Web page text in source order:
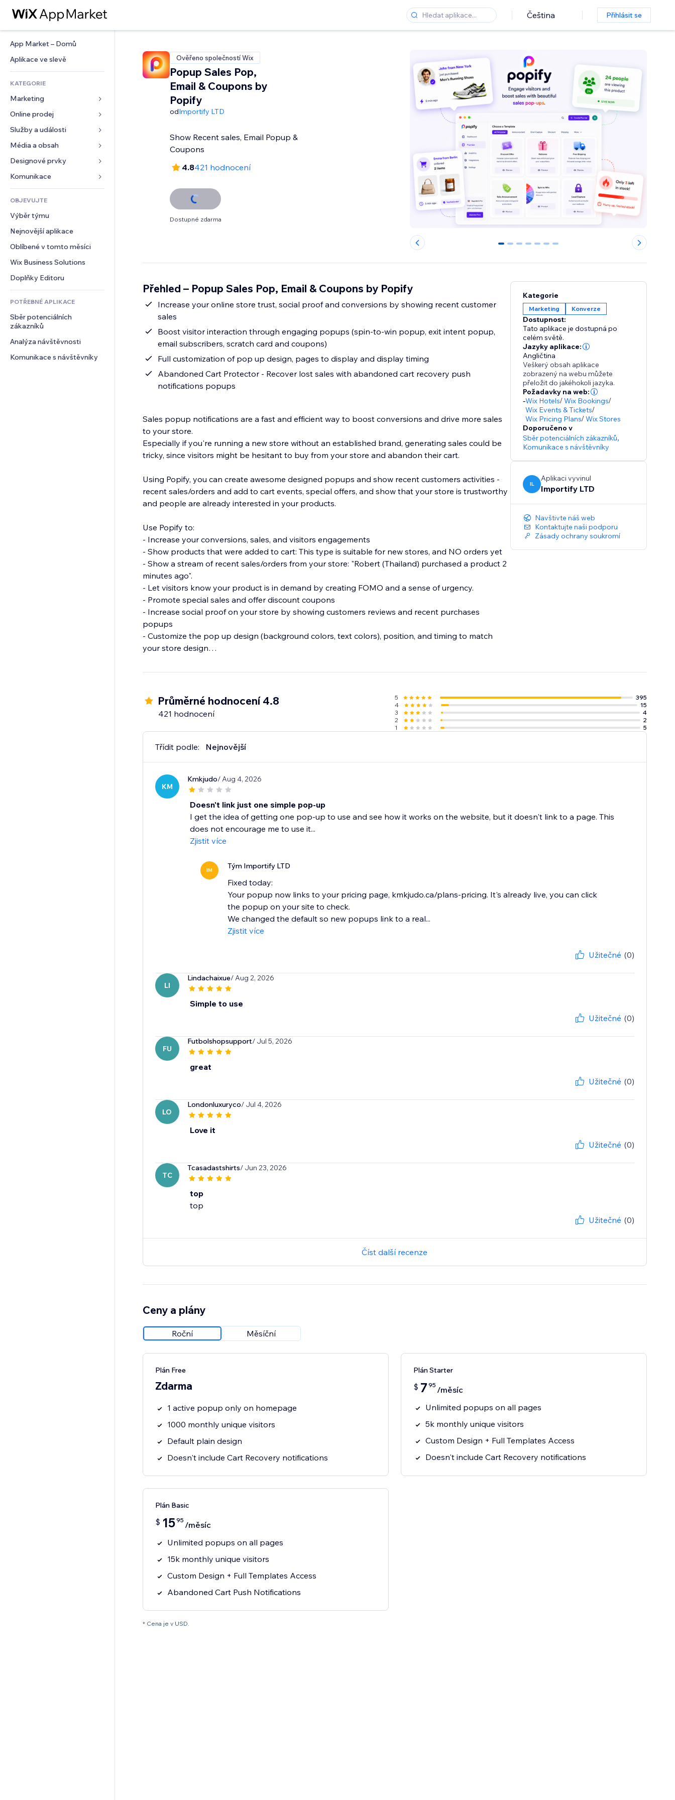
Čeština Přihlásit se
App Market – Domů
Aplikace ve slevě
KATEGORIE
Marketing
Reklamy
Mobilní zařízení
Analytika
Výpisy webu
E‑mail
Online prodej
Aplikace pro obchody
Doprava a doručení
Tlačítka pro prodej
Účetnictví
Kupóny a věrnostní programy
Skladování
Jídlo a nápoje
Služby a události
Ubytování
Události
Restaurace
Nemovitosti
Rezervace
Média a obsah
Galerie
Hudba
Podcasty
Fotografie
Video
PDF
Sdílení souborů
Novinky
Designové prvky
Mapy a navigace
Soukromí a bezpečnost
Hodiny
Šablony stránek
Efekty pro obrázky
Tlačítka a nabídky
Bannery a odznaky
Kalkulačky
Vyhledávání
Počasí
Tabulky a grafy
Formuláře
Ankety
Chat
Komentáře
Telefon
Komunita
Reference a recenze
CRM
OBJEVUJTE
Výběr týmu
Nejnovější aplikace
Oblíbené v tomto měsíci
Wix Business Solutions
Doplňky Editoru
POTŘEBNÉ APLIKACE
Sběr potenciálních
zákazníků
Analýza návštěvnosti
Komunikace s návštěvníky
Ověřeno společností Wix
Popup Sales Pop,
Email & Coupons by
Popify
odImportify LTD
Show Recent sales, Email Popup &
Coupons
4.8421 hodnocení
Dostupné zdarma
0 1 2 3 4 5 6
Přehled – Popup Sales Pop, Email & Coupons by Popify
Increase your online store trust, social proof and conversions by showing recent customer
sales
Boost visitor interaction through engaging popups (spin-to-win popup, exit intent popup,
email subscribers, scratch card and coupons)
Full customization of pop up design, pages to display and display timing
Abandoned Cart Protector - Recover lost sales with abandoned cart recovery push
notifications popups
Sales popup notifications are a fast and efficient way to boost conversions and drive more sales
to your store.
Especially if you're running a new store without an established brand, generating sales could be
tricky, since visitors might be hesitant to buy from your store and abandon their cart.
Using Popify, you can create awesome designed popups and show recent customers activities -
recent sales/orders and add to cart events, special offers, and show that your store is trustworthy
and people are already interested in your products.
Use Popify to:
- Increase your conversions, sales, and visitors engagements
- Show products that were added to cart: This type is suitable for new stores, and NO orders yet
- Show a stream of recent sales/orders from your store: "Robert (Thailand) purchased a product 2
minutes ago".
- Let visitors know your product is in demand by creating FOMO and a sense of urgency.
- Promote special sales and offer discount coupons
- Increase social proof on your store by showing customers reviews and recent purchases
popups
- Customize the pop up design (background colors, text colors), position, and timing to match
your store design
- Boost visitor engagement with interactive popups (spin to win popup, exit intent popup,
Kategorie
Marketing Konverze
Dostupnost:
Tato aplikace je dostupná po
celém světě.
Jazyky aplikace:
Angličtina
Veškerý obsah aplikace
zobrazený na webu můžete
přeložit do jakéhokoli jazyka.
Požadavky na web:
-Wix Hotels/Wix Bookings/
Wix Events & Tickets/
Wix Pricing Plans/Wix Stores
Doporučeno v
Sběr potenciálních zákazníků,
Komunikace s návštěvníky
IL
Aplikaci vyvinul
Importify LTD
Navštivte náš web
Kontaktujte naši podporu
Zásady ochrany soukromí
Průměrné hodnocení 4.8
421 hodnocení
5
395
4
15
3
4
2
2
1
5
Třídit podle: Nejnovější
KM
Kmkjudo/ Aug 4, 2026
Doesn't link just one simple pop-up
I get the idea of getting one pop-up to use and see how it works on the website, but it doesn't link to a page. This
does not encourage me to use it...
Zjistit více
IM Tým Importify LTD
Fixed today:
Your popup now links to your pricing page, kmkjudo.ca/plans-pricing. It's already live, you can click
the popup on your site to check.
We changed the default so new popups link to a real...
Zjistit více
Užitečné (0)
LI
Lindachaixue/ Aug 2, 2026
Simple to use
Užitečné (0)
FU
Futbolshopsupport/ Jul 5, 2026
great
Užitečné (0)
LO
Londonluxuryco/ Jul 4, 2026
Love it
Užitečné (0)
TC
Tcasadastshirts/ Jun 23, 2026
top
top
Užitečné (0)
Číst další recenze
Ceny a plány
Roční Měsíční
Plán Free
Zdarma
1 active popup only on homepage
1000 monthly unique visitors
Default plain design
Doesn't include Cart Recovery notifications
Plán Starter
$ 7 95 /měsíc
Unlimited popups on all pages
5k monthly unique visitors
Custom Design + Full Templates Access
Doesn't include Cart Recovery notifications
Plán Basic
$ 1595 /měsíc
Unlimited popups on all pages
15k monthly unique visitors
Custom Design + Full Templates Access
Abandoned Cart Push Notifications
* Cena je v USD.